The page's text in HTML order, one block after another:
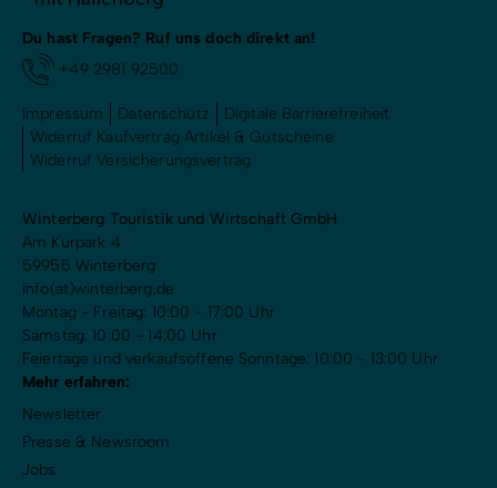
Du hast Fragen? Ruf uns doch direkt an!
+49 2981 92500
Impressum Datenschutz
Digitale Barrierefreiheit
Widerruf Kaufvertrag Artikel & Gutscheine
Widerruf Versicherungsvertrag
Winterberg Touristik und Wirtschaft GmbH
Am Kurpark 4
59955 Winterberg
info(at)winterberg.de
Montag - Freitag: 10:00 - 17:00 Uhr
Samstag: 10:00 - 14:00 Uhr
Feiertage und verkaufsoffene Sonntage: 10:00 - 13:00 Uhr
Mehr erfahren:
Newsletter
Presse & Newsroom
Jobs